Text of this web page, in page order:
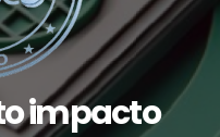
impacto